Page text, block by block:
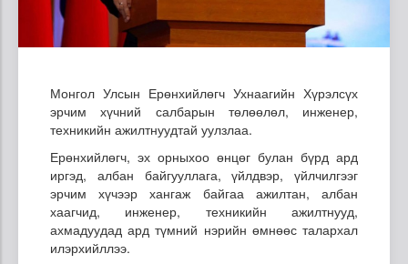
Монгол Улсын Ерөнхийлөгч Ухнаагийн Хүрэлсүх
эрчим хүчний салбарын төлөөлөл, инженер,
техникийн ажилтнуудтай уулзлаа.
Ерөнхийлөгч, эх орныхоо өнцөг булан бүрд ард
иргэд, албан байгууллага, үйлдвэр, үйлчилгээг
эрчим хүчээр хангаж байгаа ажилтан, албан
хаагчид, инженер, техникийн ажилтнууд,
ахмадуудад ард түмний нэрийн өмнөөс талархал
илэрхийллээ.